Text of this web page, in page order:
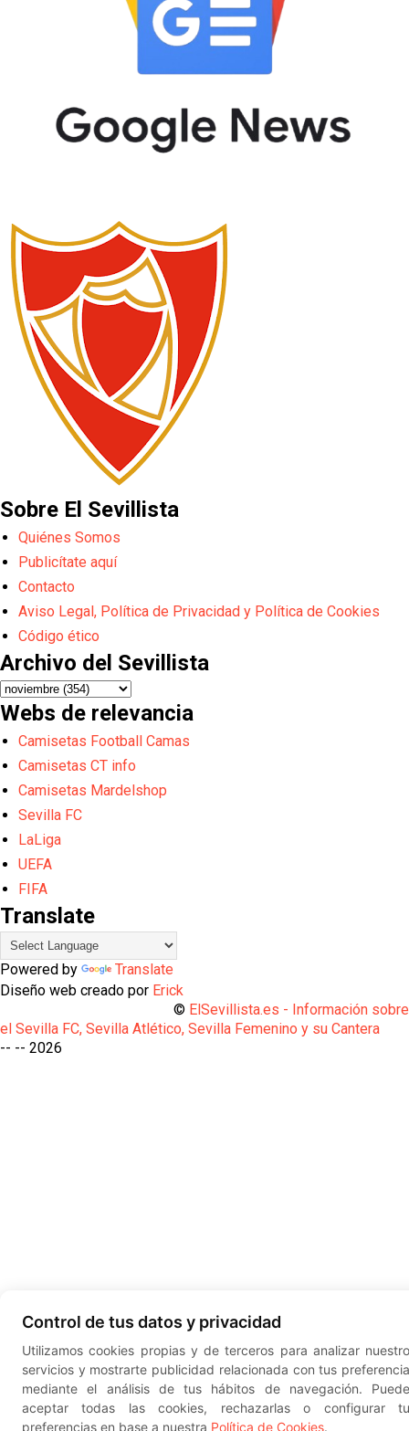
Sobre El Sevillista
Quiénes Somos
Publicítate aquí
Contacto
Aviso Legal, Política de Privacidad y Política de Cookies
Código ético
Archivo del Sevillista
Webs de relevancia
Camisetas Football Camas
Camisetas CT info
Camisetas Mardelshop
Sevilla FC
LaLiga
UEFA
FIFA
Translate
Powered by
Translate
Diseño web creado por Erick
© ElSevillista.es - Información sobre
el Sevilla FC, Sevilla Atlético, Sevilla Femenino y su Cantera
-- --
Control de tus datos y privacidad
Utilizamos cookies propias y de terceros para analizar
servicios y mostrarte publicidad relacionada con tus
mediante el análisis de tus hábitos de navegación.
aceptar todas las cookies, rechazarlas o configurar
preferencias en base a nuestra Política de Cookies.
2026